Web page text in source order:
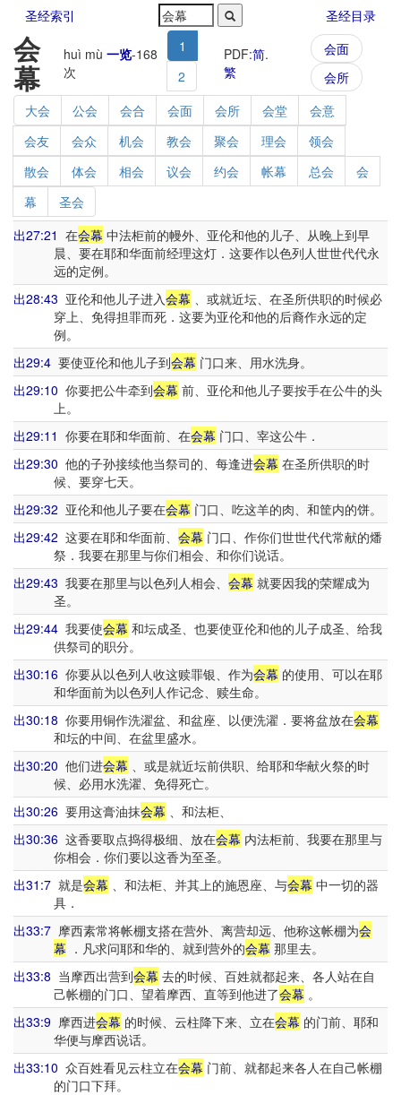
圣经索引 圣经目录
会
幕
huì mù 一览-168
次
1
2
PDF:简.
繁
会面
会所
大会
公会 会合 会面 会所 会堂
会意
会友
会众 机会 教会 聚会 理会
领会
散会
体会 相会 议会 约会 帐幕 总会
会
幕
圣会
出27:21 在会幕 中法柜前的幔外、亚伦和他的儿子、从晚上到早
晨、要在耶和华面前经理这灯．这要作以色列人世世代代永
远的定例。
出28:43 亚伦和他儿子进入会幕 、或就近坛、在圣所供职的时候必
穿上、免得担罪而死．这要为亚伦和他的后裔作永远的定
例。
出29:4 要使亚伦和他儿子到会幕 门口来、用水洗身。
出29:10 你要把公牛牵到会幕 前、亚伦和他儿子要按手在公牛的头
上。
出29:11 你要在耶和华面前、在会幕 门口、宰这公牛．
出29:30 他的子孙接续他当祭司的、每逢进会幕 在圣所供职的时
候、要穿七天。
出29:32 亚伦和他儿子要在会幕 门口、吃这羊的肉、和筐内的饼。
出29:42 这要在耶和华面前、 会幕 门口、作你们世世代代常献的燔
祭．我要在那里与你们相会、和你们说话。
出29:43 我要在那里与以色列人相会、 会幕 就要因我的荣耀成为
圣。
出29:44 我要使会幕 和坛成圣、也要使亚伦和他的儿子成圣、给我
供祭司的职分。
出30:16 你要从以色列人收这赎罪银、作为会幕 的使用、可以在耶
和华面前为以色列人作记念、赎生命。
出30:18 你要用铜作洗濯盆、和盆座、以便洗濯．要将盆放在会幕
和坛的中间、在盆里盛水。
出30:20 他们进会幕 、或是就近坛前供职、给耶和华献火祭的时
候、必用水洗濯、免得死亡。
出30:26 要用这膏油抹会幕 、和法柜、
出30:36 这香要取点捣得极细、放在会幕 内法柜前、我要在那里与
你相会．你们要以这香为至圣。
出31:7 就是会幕 、和法柜、并其上的施恩座、与会幕 中一切的器
具．
出33:7 摩西素常将帐棚支搭在营外、离营却远、他称这帐棚为会
幕 ．凡求问耶和华的、就到营外的会幕 那里去。
出33:8 当摩西出营到会幕 去的时候、百姓就都起来、各人站在自
己帐棚的门口、望着摩西、直等到他进了会幕 。
出33:9 摩西进会幕 的时候、云柱降下来、立在会幕 的门前、耶和
华便与摩西说话。
出33:10 众百姓看见云柱立在会幕 门前、就都起来各人在自己帐棚
的门口下拜。